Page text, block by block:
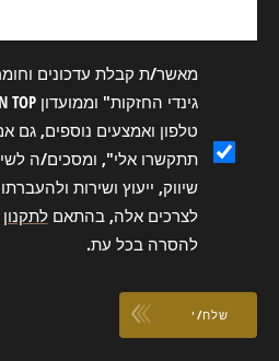
מאשר/ת קבלת עדכונים
טלפון ואמצעים נוספים,
תתקשרו אלי", ומסכים/ה
שיווק, ייעוץ ושירות
לצרכים אלה, בהתאםלתקנון
להסרה בכל עת.
שלח/י